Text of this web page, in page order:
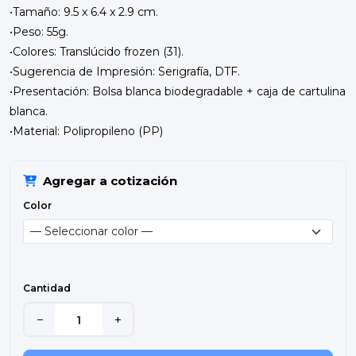
•Tamaño: 9.5 x 6.4 x 2.9 cm.
•Peso: 55g.
•Colores: Translúcido frozen (31).
•Sugerencia de Impresión: Serigrafía, DTF.
•Presentación: Bolsa blanca biodegradable + caja de cartulina
blanca.
•Material: Polipropileno (PP)
Agregar a cotización
Color
Cantidad
− +